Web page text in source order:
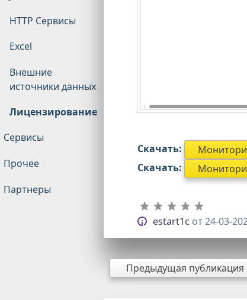
HTTP Сервисы
Excel
Внешние
источники данных
Лицензирование
Сервисы
Прочее
Партнеры
Скачать:
Скачать:
estart1c от24-03-
Предыдущая публикация